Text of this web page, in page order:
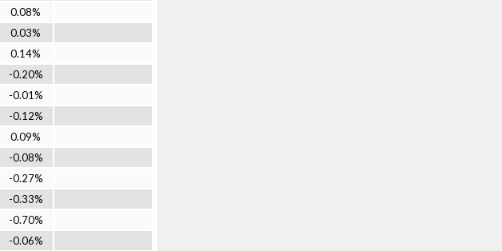
0.08%
0.03%
0.14%
-0.20%
-0.01%
-0.12%
0.09%
-0.08%
-0.27%
-0.33%
-0.70%
-0.06%